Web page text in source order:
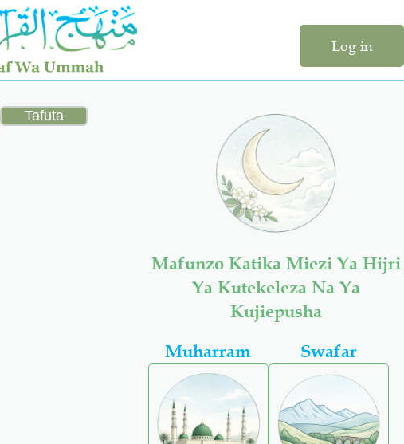
Log in
Mafunzo Katika Miezi Ya Hijri
Ya Kutekeleza Na Ya
Kujiepusha
Muharram
Swafar